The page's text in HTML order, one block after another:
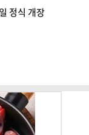
정식 개장